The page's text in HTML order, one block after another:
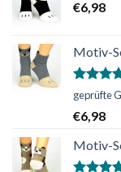
€6,98
Motiv-
Bewertet
von 5
geprüfte
€6,98
Motiv-